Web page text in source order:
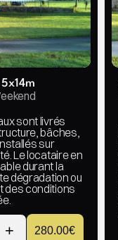
sont livrés
bâches,
sur
Le locataire en
durant la
dégradation ou
des conditions
+ 280.00€